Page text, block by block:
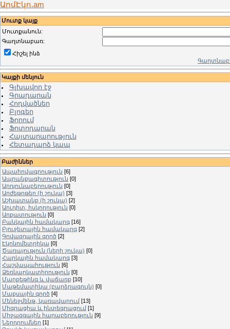
ԱրմԷկո.am
Մուտք կայք
Մուտքանուն:
Գաղտնաբառ:
Հիշել ինձ
Կայքի մենյուն
Գլխավոր էջ
Գրադարան
Հոդվածներ
Բլոգեր
Ֆորում
Ֆոտոդարան
Հայտարարություն
Հետադարձ կապ
Բաժիններ
Ապահովագրություն [6]
Ապրանքագիտություն [0]
Արդյունաբերություն [0]
Արժեթղթեր (ի շուկա) [3]
Աշխատանք (ի շուկա) [2]
Աուդիտ, հսկողություն [0]
Աղքատություն [0]
Բանկային համակարգ [16]
Բյուջետային համակարգ [2]
Գովազդային գործ [2]
Էկոնոմետրիկա [0]
Ծառայություն (ների շուկա) [0]
Հարկային համակարգ [3]
Հաշվապահություն [6]
Ձեռնարկատիրություն [0]
Մարքեթինգ և վաճառք [10]
Մաթեմատիկա (բարձրագույն) [0]
Մաքսային գործ [4]
Մենեջմենթ, կառավարում [13]
Միգրացիա և ինտեգրացում [1]
Միջազգային հարաբերություն [9]
Ներդրումներ [1]